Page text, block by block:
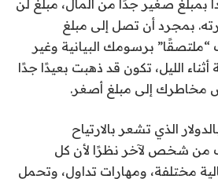
بمبلغ صغير جدًا من المال، مبلغ لن
بمجرد أن تصل إلى مبلغ
برسومك البيانية وغير
الليل، تكون قد ذهبت بعيدًا جدًا
مخاطرك إلى مبلغ أصغر.
الذي تشعر بالارتياح
من شخص لآخر نظرًا لأن كل
مختلفة، ومهارات تداول، وتحمل